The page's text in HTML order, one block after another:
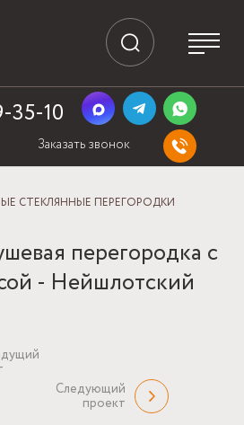
35-10
Заказать звонок
СТЕКЛЯННЫЕ ПЕРЕГОРОДКИ
перегородка с
- Нейшлотский
Следующий
проект